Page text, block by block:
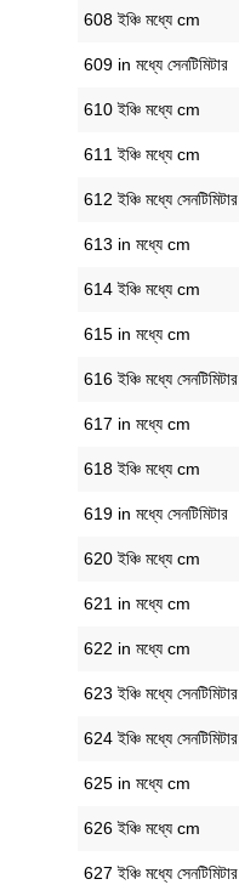
608 ইঞ্চি মধ্যে cm
609 in মধ্যে সেনটিমিটার
610 ইঞ্চি মধ্যে cm
611 ইঞ্চি মধ্যে cm
612 ইঞ্চি মধ্যে সেনটিমিটার
613 in মধ্যে cm
614 ইঞ্চি মধ্যে cm
615 in মধ্যে cm
616 ইঞ্চি মধ্যে সেনটিমিটার
617 in মধ্যে cm
618 ইঞ্চি মধ্যে cm
619 in মধ্যে সেনটিমিটার
620 ইঞ্চি মধ্যে cm
621 in মধ্যে cm
622 in মধ্যে cm
623 ইঞ্চি মধ্যে সেনটিমিটার
624 ইঞ্চি মধ্যে সেনটিমিটার
625 in মধ্যে cm
626 ইঞ্চি মধ্যে cm
627 ইঞ্চি মধ্যে সেনটিমিটার